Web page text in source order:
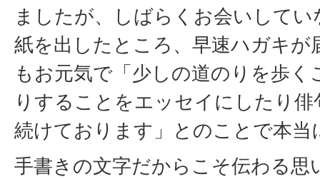
ましたが、しばらくお会いして
紙を出したところ、早速ハガキ
もお元気で「少しの道のりを歩
りすることをエッセイにしたり
続けております」とのことで本当
手書きの文字だからこそ伝わる思